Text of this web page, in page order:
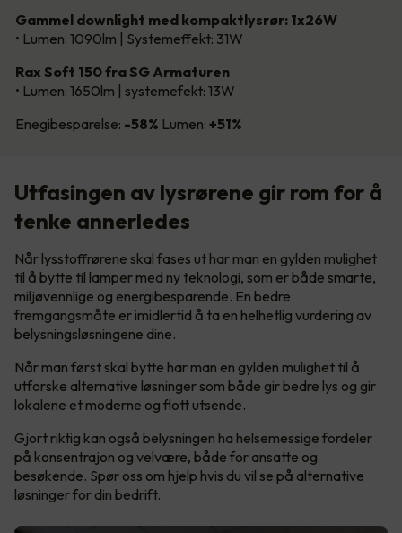
Gammel downlight med kompaktlysrør: 1x26W
• Lumen: 1090lm | Systemeffekt: 31W
Rax Soft 150 fra SG Armaturen
• Lumen: 1650lm | systemefekt: 13W
Enegibesparelse: -58% Lumen: +51%
Utfasingen av lysrørene gir rom for å
tenke annerledes
Når lysstoffrørene skal fases ut har man en gylden mulighet
til å bytte til lamper med ny teknologi, som er både smarte,
miljøvennlige og energibesparende. En bedre
fremgangsmåte er imidlertid å ta en helhetlig vurdering av
belysningsløsningene dine.
Når man først skal bytte har man en gylden mulighet til å
utforske alternative løsninger som både gir bedre lys og gir
lokalene et moderne og flott utsende.
Gjort riktig kan også belysningen ha helsemessige fordeler
på konsentrajon og velvære, både for ansatte og
besøkende. Spør oss om hjelp hvis du vil se på alternative
løsninger for din bedrift.